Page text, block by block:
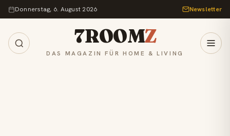
Zum Inhalt springen
Donnerstag, 6. August 2026 Newsletter
7ROOMZ
DAS MAGAZIN FÜR HOME & LIVING